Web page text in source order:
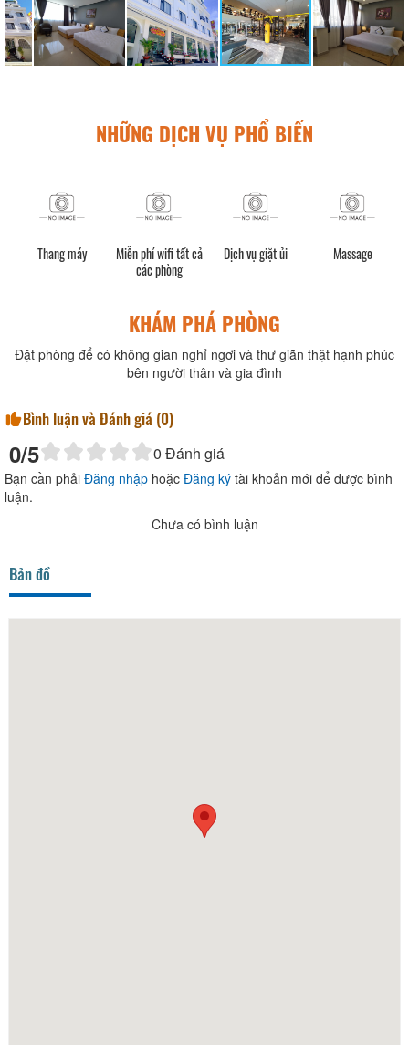
NHỮNG DỊCH VỤ PHỔ BIẾN
Thang máy
Miễn phí wifi tất cả
các phòng
Dịch vụ giặt ủi Massage
KHÁM PHÁ PHÒNG
Đặt phòng để có không gian nghỉ ngơi và thư giãn thật hạnh phúc
bên người thân và gia đình
Bình luận và Đánh giá (0)
0/5 0 Đánh giá
Bạn cần phải Đăng nhập hoặc Đăng ký tài khoản mới để được bình
luận.
Chưa có bình luận
Bản đồ